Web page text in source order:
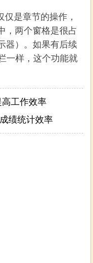
是章节的操作，
，两个窗格是很占
器）。如果有后续
一样，这个功能就
高工作效率
绩统计效率